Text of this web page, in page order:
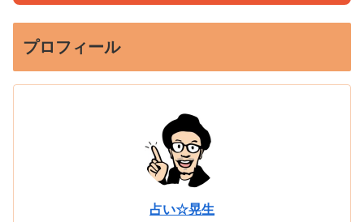
プロフィール
占い☆晃生